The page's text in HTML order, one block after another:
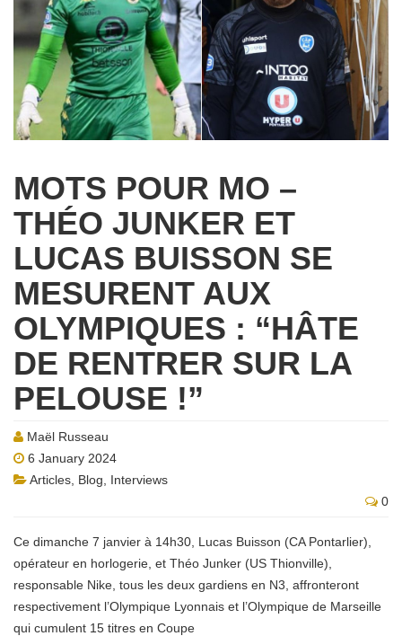
MOTS POUR MO –
THÉO JUNKER ET
LUCAS BUISSON SE
MESURENT AUX
OLYMPIQUES : “HÂTE
DE RENTRER SUR LA
PELOUSE !”
Maël Russeau
6 January 2024
Articles Blog
Interviews
0
Ce dimanche 7 janvier à 14h30, Lucas Buisson (CA Pontarlier),
opérateur en horlogerie, et Théo Junker (US Thionville),
responsable Nike, tous les deux gardiens en N3, affronteront
respectivement l’Olympique Lyonnais et l’Olympique de Marseille
qui cumulent 15 titres en Coupe